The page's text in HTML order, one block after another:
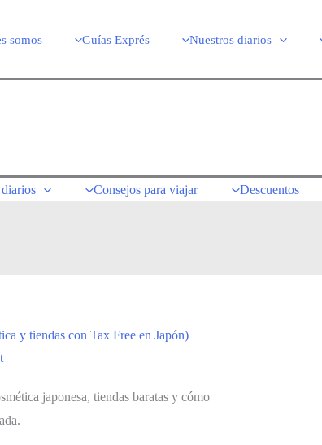
somos Guías Exprés Nuestros diarios
Consejos para viajar Descuentos
y tiendas con Tax Free en Japón)
japonesa, tiendas baratas y cómo